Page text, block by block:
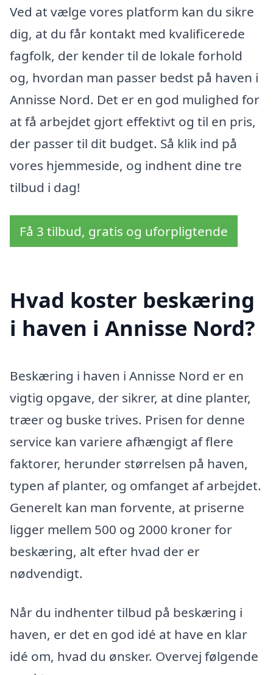
Ved at vælge vores platform kan du sikre
dig, at du får kontakt med kvalificerede
fagfolk, der kender til de lokale forhold
og, hvordan man passer bedst på haven i
Annisse Nord. Det er en god mulighed for
at få arbejdet gjort effektivt og til en pris,
der passer til dit budget. Så klik ind på
vores hjemmeside, og indhent dine tre
tilbud i dag!
Få 3 tilbud, gratis og uforpligtende
Hvad koster beskæring
i haven i Annisse Nord?
Beskæring i haven i Annisse Nord er en
vigtig opgave, der sikrer, at dine planter,
træer og buske trives. Prisen for denne
service kan variere afhængigt af flere
faktorer, herunder størrelsen på haven,
typen af planter, og omfanget af arbejdet.
Generelt kan man forvente, at priserne
ligger mellem 500 og 2000 kroner for
beskæring, alt efter hvad der er
nødvendigt.
Når du indhenter tilbud på beskæring i
haven, er det en god idé at have en klar
idé om, hvad du ønsker. Overvej følgende